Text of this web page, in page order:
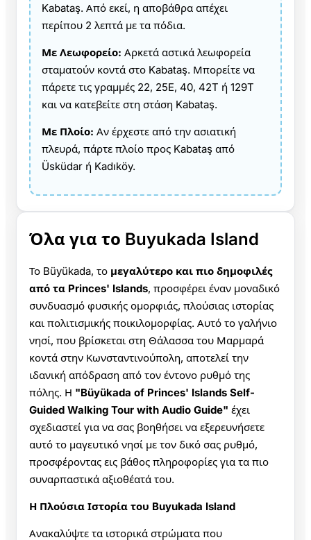
Kabataş. Από εκεί, η αποβάθρα απέχει
περίπου 2 λεπτά με τα πόδια.
Με Λεωφορείο: Αρκετά αστικά λεωφορεία
σταματούν κοντά στο Kabataş. Μπορείτε να
πάρετε τις γραμμές 22, 25E, 40, 42T ή 129T
και να κατεβείτε στη στάση Kabataş.
Με Πλοίο: Αν έρχεστε από την ασιατική
πλευρά, πάρτε πλοίο προς Kabataş από
Üsküdar ή Kadıköy.
Όλα για το Buyukada Island
Το Büyükada, το μεγαλύτερο και πιο δημοφιλές
από τα Princes' Islands, προσφέρει έναν μοναδικό
συνδυασμό φυσικής ομορφιάς, πλούσιας ιστορίας
και πολιτισμικής ποικιλομορφίας. Αυτό το γαλήνιο
νησί, που βρίσκεται στη Θάλασσα του Μαρμαρά
κοντά στην Κωνσταντινούπολη, αποτελεί την
ιδανική απόδραση από τον έντονο ρυθμό της
πόλης. Η "Büyükada of Princes' Islands Self-
Guided Walking Tour with Audio Guide" έχει
σχεδιαστεί για να σας βοηθήσει να εξερευνήσετε
αυτό το μαγευτικό νησί με τον δικό σας ρυθμό,
προσφέροντας εις βάθος πληροφορίες για τα πιο
συναρπαστικά αξιοθέατά του.
Η Πλούσια Ιστορία του Buyukada Island
Ανακαλύψτε τα ιστορικά στρώματα που